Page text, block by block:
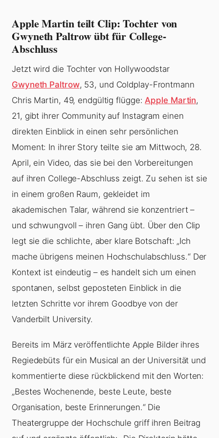
Apple Martin teilt Clip: Tochter von
Gwyneth Paltrow übt für College-
Abschluss
Jetzt wird die Tochter von Hollywoodstar
Gwyneth Paltrow, 53, und Coldplay-Frontmann
Chris Martin, 49, endgültig flügge:Apple Martin,
21, gibt ihrer Community auf Instagram einen
direkten Einblick in einen sehr persönlichen
Moment: In ihrer Story teilte sie am Mittwoch, 28.
April, ein Video, das sie bei den Vorbereitungen
auf ihren College-Abschluss zeigt. Zu sehen ist sie
in einem großen Raum, gekleidet im
akademischen Talar, während sie konzentriert –
und schwungvoll – ihren Gang übt. Über den Clip
legt sie die schlichte, aber klare Botschaft: „Ich
mache übrigens meinen Hochschulabschluss.“ Der
Kontext ist eindeutig – es handelt sich um einen
spontanen, selbst geposteten Einblick in die
letzten Schritte vor ihrem Goodbye von der
Vanderbilt University.
Bereits im März veröffentlichte Apple Bilder ihres
Regiedebüts für ein Musical an der Universität und
kommentierte diese rückblickend mit den Worten:
„Bestes Wochenende, beste Leute, beste
Organisation, beste Erinnerungen.“ Die
Theatergruppe der Hochschule griff ihren Beitrag